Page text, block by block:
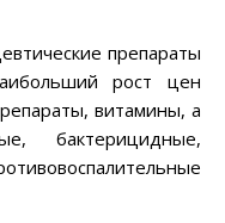
препараты
рост цен
витамины, а
бактерицидные,